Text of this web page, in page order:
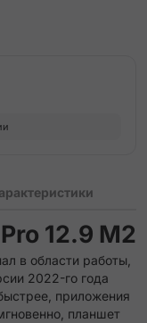
12.9 M2
в области работы,
2022-го года
приложения
планшет